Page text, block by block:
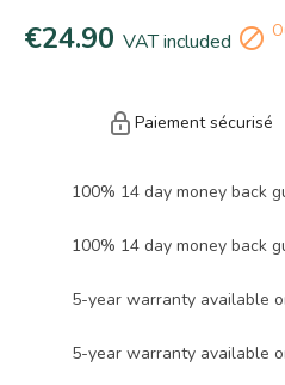
€24.90 VAT included 
Paiement sécurisé
100% 14 day money back
100% 14 day money back
5-year warranty available
5-year warranty available